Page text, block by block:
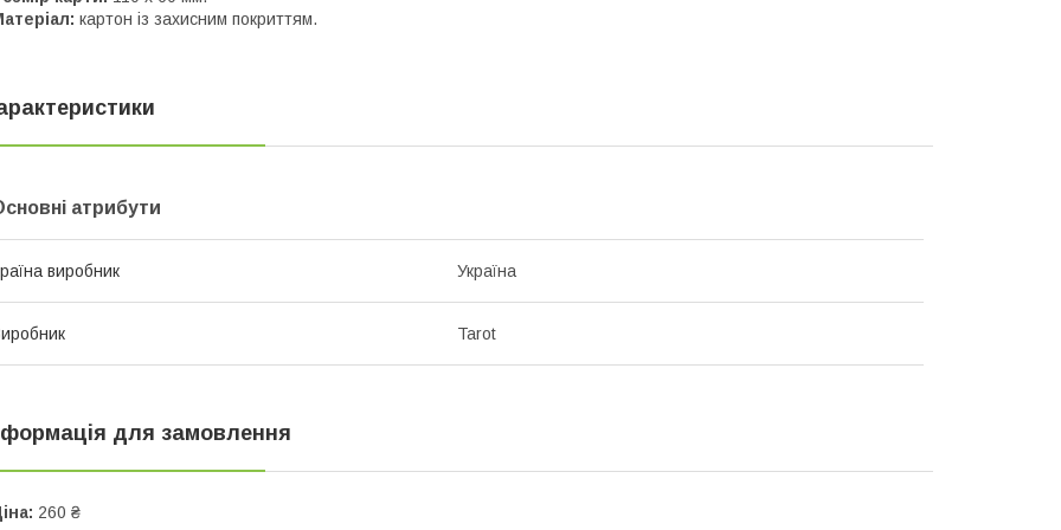
картон із захисним покриттям.
атрибути
виробник Україна
Tarot
для замовлення
260 ₴